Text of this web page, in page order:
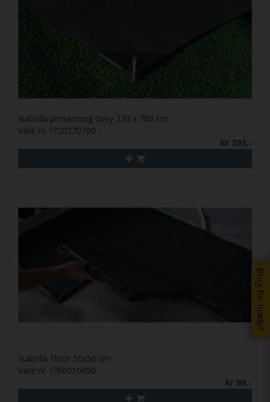
Brug for hjælp?
Isabella presenning Grey 270 x 700 cm
Vare nr. I720270700
kr 393,-
Isabella Floor 50x50 cm
Vare nr. I760010050
kr 99,-